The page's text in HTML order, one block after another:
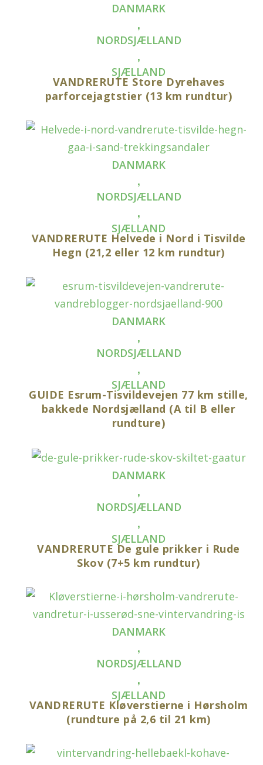
DANMARK
,
NORDSJÆLLAND
,
SJÆLLAND
VANDRERUTE Store Dyrehaves
parforcejagtstier (13 km rundtur)
DANMARK
,
NORDSJÆLLAND
,
SJÆLLAND
VANDRERUTE Helvede i Nord i Tisvilde
Hegn (21,2 eller 12 km rundtur)
DANMARK
,
NORDSJÆLLAND
,
SJÆLLAND
GUIDE Esrum-Tisvildevejen 77 km stille,
bakkede Nordsjælland (A til B eller
rundture)
DANMARK
,
NORDSJÆLLAND
,
SJÆLLAND
VANDRERUTE De gule prikker i Rude
Skov (7+5 km rundtur)
DANMARK
,
NORDSJÆLLAND
,
SJÆLLAND
VANDRERUTE Kløverstierne i Hørsholm
(rundture på 2,6 til 21 km)